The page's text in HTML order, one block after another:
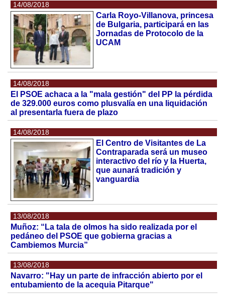
14/08/2018
Carla Royo-Villanova, princesa
de Bulgaria, participará en las
Jornadas de Protocolo de la
UCAM
14/08/2018
El PSOE achaca a la "mala gestión" del PP la pérdida
de 329.000 euros como plusvalía en una liquidación
al presentarla fuera de plazo
14/08/2018
El Centro de Visitantes de La
Contraparada será un museo
interactivo del río y la Huerta,
que aunará tradición y
vanguardia
13/08/2018
Muñoz: “La tala de olmos ha sido realizada por el
pedáneo del PSOE que gobierna gracias a
Cambiemos Murcia”
13/08/2018
Navarro: "Hay un parte de infracción abierto por el
entubamiento de la acequia Pitarque"